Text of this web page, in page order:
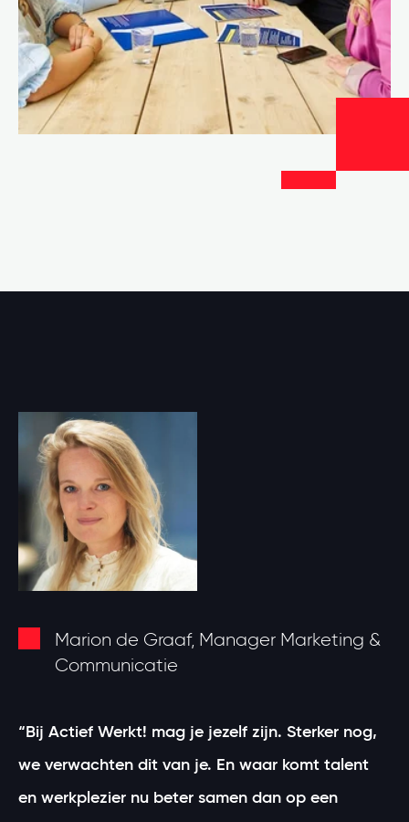
Marion de Graaf, Manager Marketing &
Communicatie
“Bij Actief Werkt! mag je jezelf zijn. Sterker nog,
we verwachten dit van je. En waar komt talent
en werkplezier nu beter samen dan op een